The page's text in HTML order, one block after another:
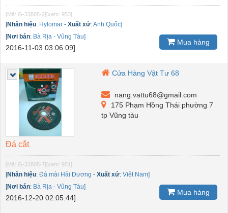
[Mã: G-33805-2][xem: 953]
[Nhãn hiệu: Hylomar - Xuất xứ:Anh Quốc]
[Nơi bán: Bà Rịa - Vũng Tàu]
2016-11-03 03:06:09]
Mua hàng
Cửa Hàng Vật Tư 68
nang.vattu68@gmail.com
175 Phạm Hồng Thái phường 7
tp Vũng tàu
Đá cắt
[Mã: G-33805-7][xem: 951]
[Nhãn hiệu: Đá mài Hải Dương - Xuất xứ: Việt Nam]
[Nơi bán: Bà Rịa - Vũng Tàu]
2016-12-20 02:05:44]
Mua hàng